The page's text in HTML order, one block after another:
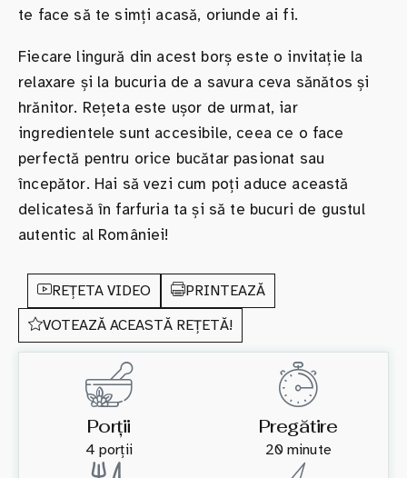
te face să te simți acasă, oriunde ai fi.
Fiecare lingură din acest borș este o invitație la
relaxare și la bucuria de a savura ceva sănătos și
hrănitor. Rețeta este ușor de urmat, iar
ingredientele sunt accesibile, ceea ce o face
perfectă pentru orice bucătar pasionat sau
începător. Hai să vezi cum poți aduce această
delicatesă în farfuria ta și să te bucuri de gustul
autentic al României!
REȚETA VIDEO
PRINTEAZĂ
VOTEAZĂ ACEASTĂ REȚETĂ!
Porții
4 porții
Pregătire
20 minute